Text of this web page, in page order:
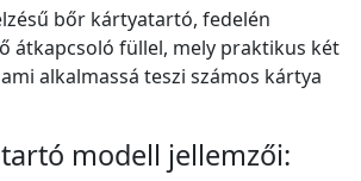
bőr kártyatartó, fedelén
átkapcsoló füllel, mely praktikus két
alkalmassá teszi számos kártya
modell jellemzői: